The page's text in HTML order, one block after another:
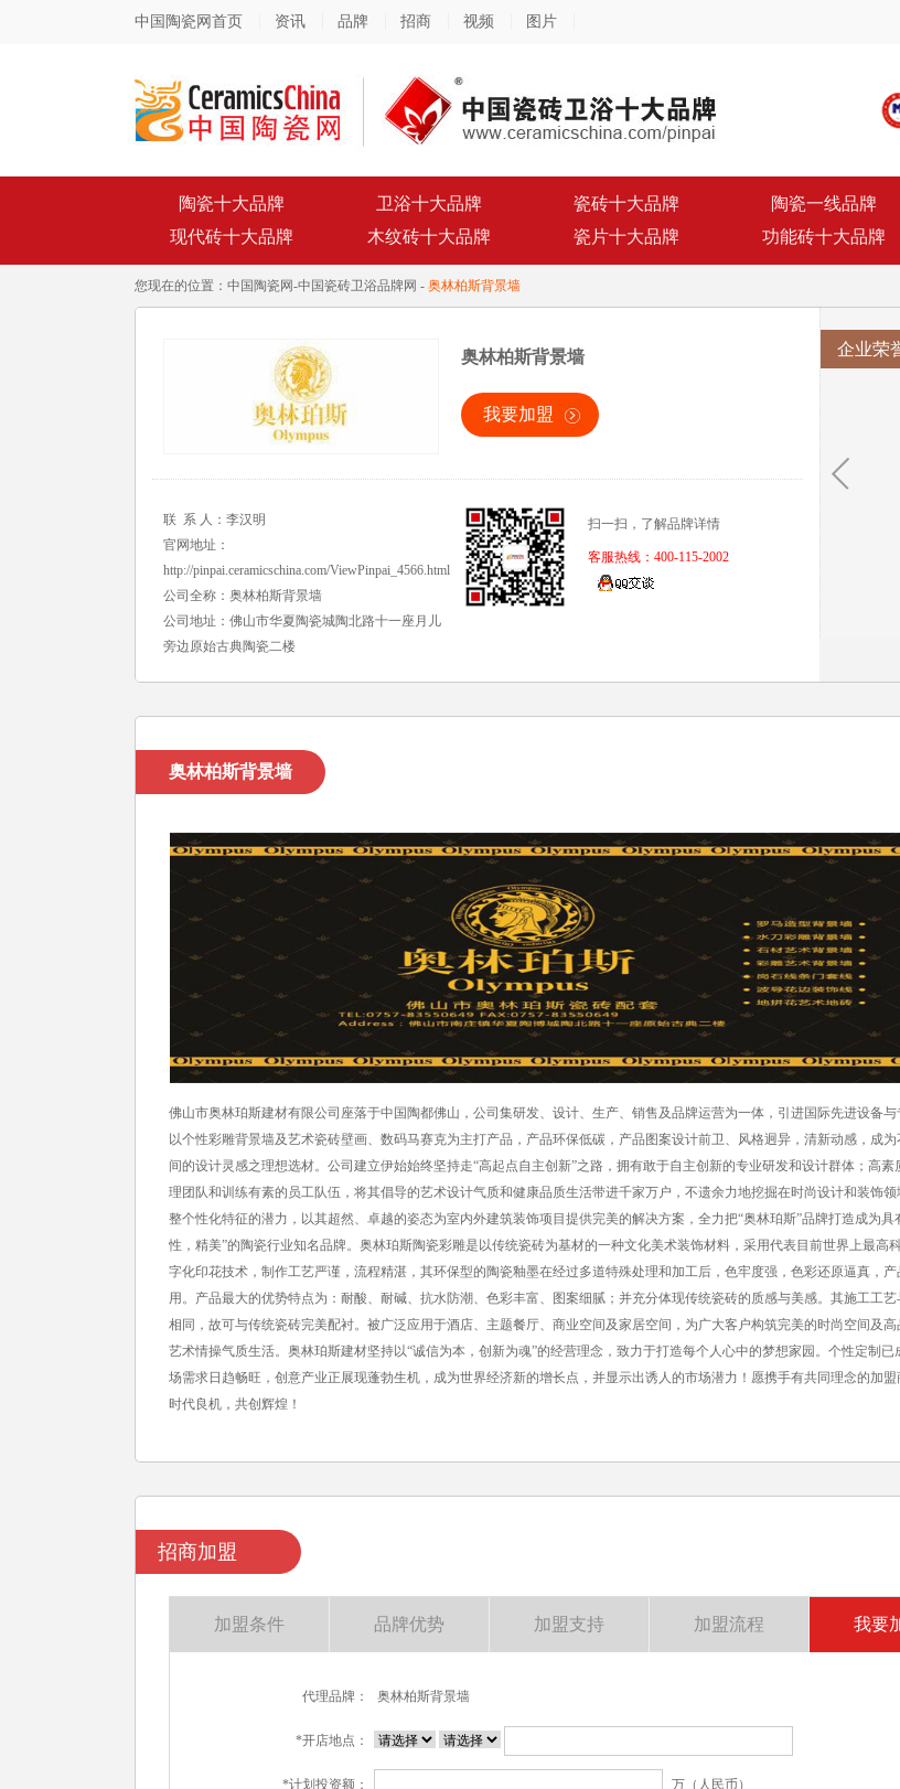
中国陶瓷网首页 资讯 品牌 招商 视频 图片
陶瓷十大品牌 卫浴十大品牌 瓷砖十大品牌 陶瓷一线品牌
现代砖十大品牌
木纹砖十大品牌 瓷片十大品牌 功能砖十大品牌
您现在的位置： 中国陶瓷网-中国瓷砖卫浴品牌网 - 奥林柏斯背景墙
奥林柏斯背景墙
我要加盟
联 系 人：李汉明
官网地址：
http://pinpai.ceramicschina.com/ViewPinpai_4566.html
公司全称：奥林柏斯背景墙
公司地址：佛山市华夏陶瓷城陶北路十一座月儿
旁边原始古典陶瓷二楼
扫一扫，了解品牌详情
客服热线：400-115-2002
企业荣
奥林柏斯背景墙
佛山市奥林珀斯建材有限公司座落于中国陶都佛山，公司集研发、设计、生产、销售及品牌运营为一体，引进国际先进设备与
以个性彩雕背景墙及艺术瓷砖壁画、数码马赛克为主打产品，产品环保低碳，产品图案设计前卫、风格迥异，清新动感，成
间的设计灵感之理想选材。公司建立伊始始终坚持走“高起点自主创新”之路，拥有敢于自主创新的专业研发和设计群体；高素
理团队和训练有素的员工队伍，将其倡导的艺术设计气质和健康品质生活带进千家万户，不遗余力地挖掘在时尚设计和装饰
整个性化特征的潜力，以其超然、卓越的姿态为室内外建筑装饰项目提供完美的解决方案，全力把“奥林珀斯”品牌打造成为具
性，精美”的陶瓷行业知名品牌。奥林珀斯陶瓷彩雕是以传统瓷砖为基材的一种文化美术装饰材料，采用代表目前世界上最高
字化印花技术，制作工艺严谨，流程精湛，其环保型的陶瓷釉墨在经过多道特殊处理和加工后，色牢度强，色彩还原逼真，产
用。产品最大的优势特点为：耐酸、耐碱、抗水防潮、色彩丰富、图案细腻；并充分体现传统瓷砖的质感与美感。其施工工
相同，故可与传统瓷砖完美配衬。被广泛应用于酒店、主题餐厅、商业空间及家居空间，为广大客户构筑完美的时尚空间及
艺术情操气质生活。奥林珀斯建材坚持以“诚信为本，创新为魂”的经营理念，致力于打造每个人心中的梦想家园。个性定制已
场需求日趋畅旺，创意产业正展现蓬勃生机，成为世界经济新的增长点，并显示出诱人的市场潜力！愿携手有共同理念的加
时代良机，共创辉煌！
招商加盟
加盟条件 品牌优势 加盟支持 加盟流程 我要
代理品牌： 奥林柏斯背景墙
*开店地点：
*计划投资额： 万（人民币）